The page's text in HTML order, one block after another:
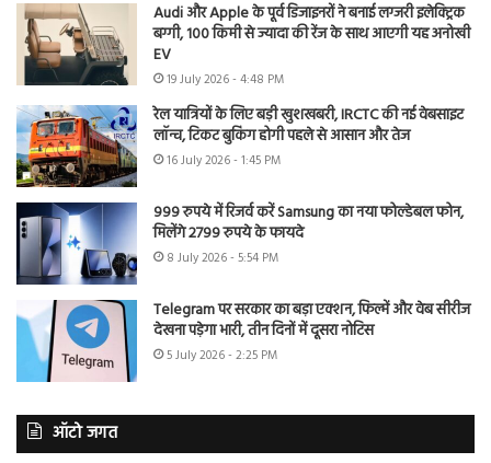
Audi और Apple के पूर्व डिजाइनरों ने बनाई लग्जरी इलेक्ट्रिक
बग्गी, 100 किमी से ज्यादा की रेंज के साथ आएगी यह अनोखी
EV
19 July 2026 - 4:48 PM
रेल यात्रियों के लिए बड़ी खुशखबरी, IRCTC की नई वेबसाइट
लॉन्च, टिकट बुकिंग होगी पहले से आसान और तेज
16 July 2026 - 1:45 PM
999 रुपये में रिजर्व करें Samsung का नया फोल्डेबल फोन,
मिलेंगे 2799 रुपये के फायदे
8 July 2026 - 5:54 PM
Telegram पर सरकार का बड़ा एक्शन, फिल्में और वेब सीरीज
देखना पड़ेगा भारी, तीन दिनों में दूसरा नोटिस
5 July 2026 - 2:25 PM
ऑटो जगत